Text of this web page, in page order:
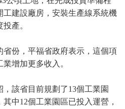
工建設廠房，安裝生產線系統機
產。
份，平福省政府表示，這個項
增加更多收入。
該省目前規劃了13個工業園
中12個工業園區已投入運營，